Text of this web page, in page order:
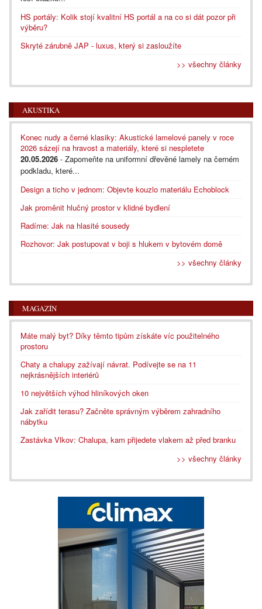
HS portály: Kolik stojí kvalitní HS portál a na co si dát pozor při
výběru?
Skryté zárubně JAP - luxus, který si zasloužíte
>> všechny články
AKUSTIKA
Konec nudy a černé klasiky: Akustické lamelové panely v roce
2026 sázejí na hravost a materiály, které si nespletete
20.05.2026 - Zapomeňte na uniformní dřevěné lamely na černém
podkladu, které...
Design a ticho v jednom: Objevte kouzlo materiálu Echoblock
Jak proměnit hlučný prostor v klidné bydlení
Radíme: Jak na hlasité sousedy
Rozhovor: Jak postupovat v boji s hlukem v bytovém domě
>> všechny články
MAGAZÍN
Máte malý byt? Díky těmto tipům získáte víc použitelného
prostoru
Chaty a chalupy zažívají návrat. Podívejte se na 11
nejkrásnějších interiérů
10 největších výhod hliníkových oken
Jak zařídit terasu? Začněte správným výběrem zahradního
nábytku
Zastávka Vlkov: Chalupa, kam přijedete vlakem až před branku
>> všechny články